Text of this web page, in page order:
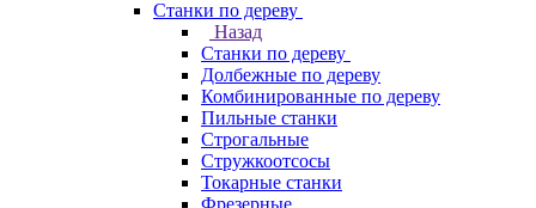
Станки по дереву
Назад
Станки по дереву
Долбежные по дереву
Комбинированные по дереву
Пильные станки
Строгальные
Стружкоотсосы
Токарные станки
Фрезерные